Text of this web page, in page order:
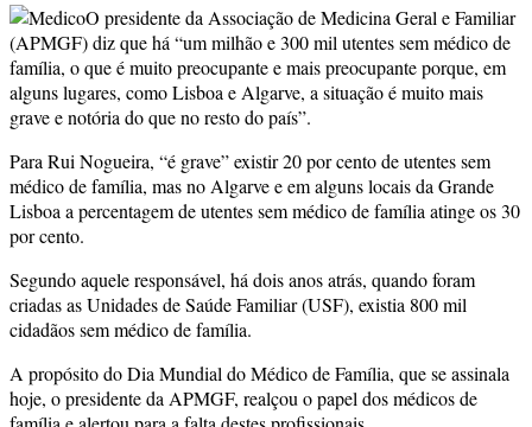
O presidente da Associação de Medicina Geral e Familiar
(APMGF) diz que há “um milhão e 300 mil utentes sem médico de
família, o que é muito preocupante e mais preocupante porque, em
alguns lugares, como Lisboa e Algarve, a situação é muito mais
grave e notória do que no resto do país”.
Para Rui Nogueira, “é grave” existir 20 por cento de utentes sem
médico de família, mas no Algarve e em alguns locais da Grande
Lisboa a percentagem de utentes sem médico de família atinge os 30
por cento.
Segundo aquele responsável, há dois anos atrás, quando foram
criadas as Unidades de Saúde Familiar (USF), existia 800 mil
cidadãos sem médico de família.
A propósito do Dia Mundial do Médico de Família, que se assinala
hoje, o presidente da APMGF, realçou o papel dos médicos de